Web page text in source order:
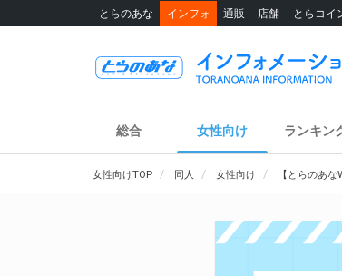
とらのあな インフォ 通販 店舗 とらコイ
総合 女性向け ランキン
女性向けTOP 同人 女性向け 【とらのあ